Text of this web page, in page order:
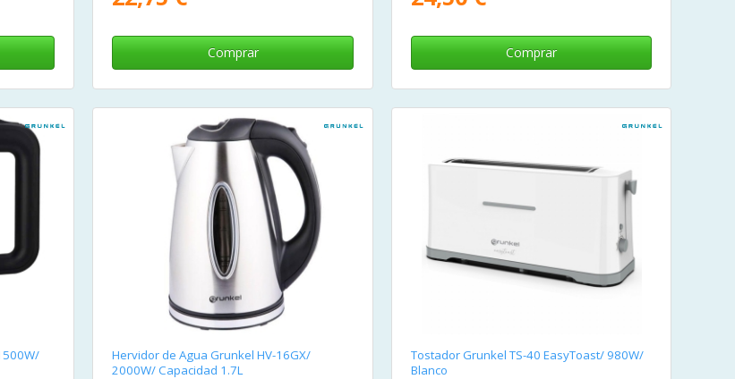
Comprar Comprar
Hervidor de Agua Grunkel HV-16GX/
2000W/ Capacidad 1.7L
Tostador Grunkel TS-40 EasyToast/ 980W/
Blanco